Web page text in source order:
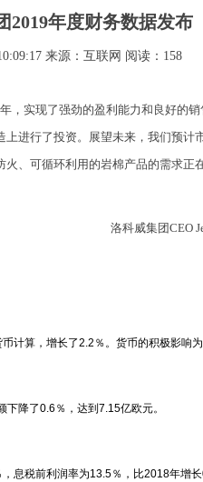
2019年度财务数据发布
来源：互联网 阅读：158
，实现了强劲的盈利能力和良好的
进行了投资。展望未来，我们预计
、可循环利用的岩棉产品的需求正
洛科威集团CEO
计算，增长了2.2％。货币的积极影响为
降了0.6％，达到7.15亿欧元。
息税前利润率为13.5％，比2018年增长